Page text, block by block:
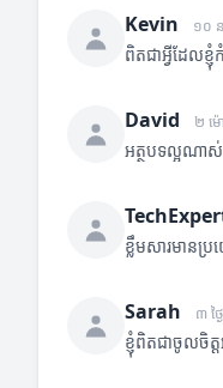
Kevin ១០
ពិតជាអ្វីដែលខ្
David ២ ម៉
អត្ថបទល្អណា
ខ្លឹមសារមានប្
Sarah ៣ ថ្
ខ្ញុំពិតជាចូលចិត្